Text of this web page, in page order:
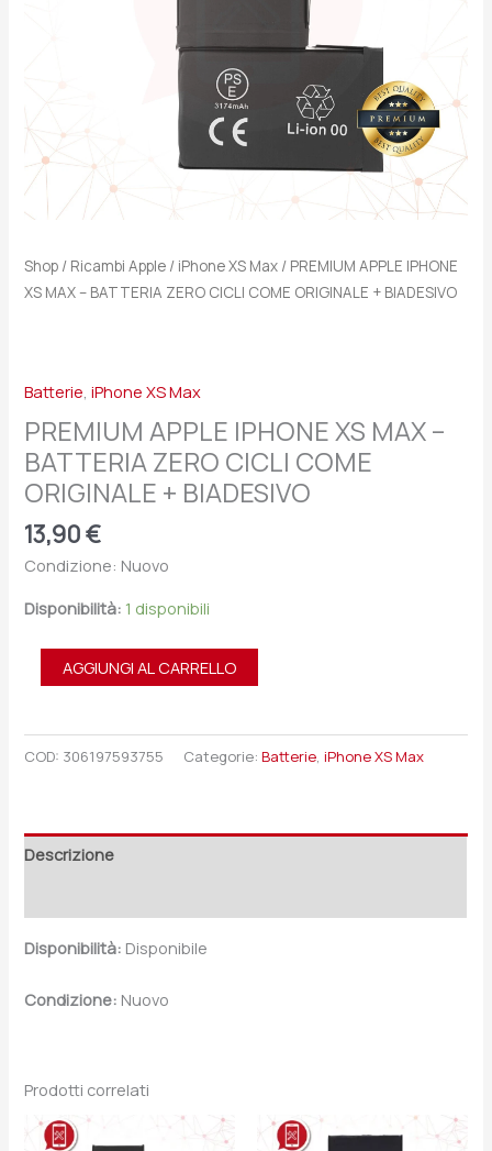
Shop / Ricambi Apple / iPhone XS Max / PREMIUM APPLE IPHONE
XS MAX – BATTERIA ZERO CICLI COME ORIGINALE + BIADESIVO
Batterie,iPhone XS Max
PREMIUM APPLE IPHONE XS MAX –
BATTERIA ZERO CICLI COME
ORIGINALE + BIADESIVO
13,90€
Condizione: Nuovo
Disponibilità: 1 disponibili
BIADESIVO
quantità
AGGIUNGI AL CARRELLO
COD: 306197593755 Categorie:Batterie,iPhone XS Max
Descrizione
Disponibilità: Disponibile
Condizione: Nuovo
Prodotti correlati